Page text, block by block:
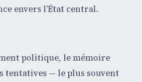
envers l’État central.
politique, le mémoire
tentatives — le plus souvent